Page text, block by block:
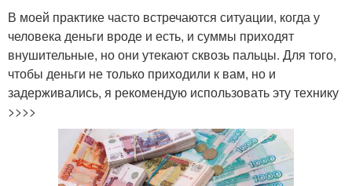
В моей практике часто встречаются ситуации, когда у
человека деньги вроде и есть, и суммы приходят
внушительные, но они утекают сквозь пальцы. Для того,
чтобы деньги не только приходили к вам, но и
задерживались, я рекомендую использовать эту технику
>>>>